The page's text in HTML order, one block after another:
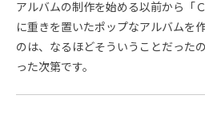
アルバムの制作を始める以前から「
に重きを置いたポップなアルバムを
のは、なるほどそういうことだった
った次第です。